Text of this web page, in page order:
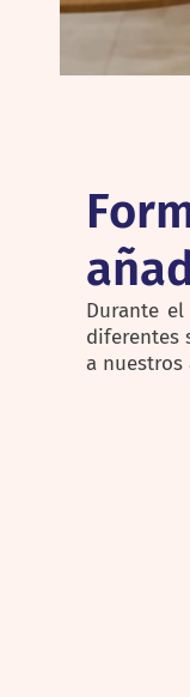
Durante
diferentes
a nuestros